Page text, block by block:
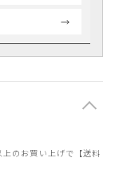
のお買い上げで【送料